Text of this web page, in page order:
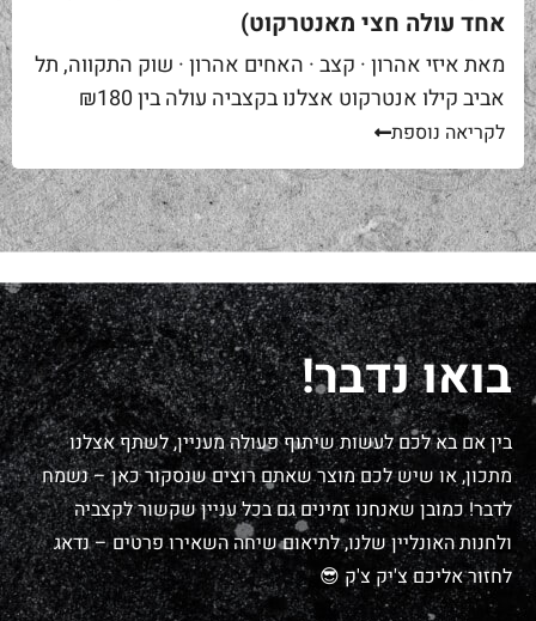
אחד עולה חצי מאנטרקוט)
מאת איזי אהרון · קצב · האחים אהרון · שוק התקווה, תל
אביב קילו אנטרקוט אצלנו בקצביה עולה בין ₪180
ל-₪220. מחיר יפה – וגם מוצדק, כי זה...
לקריאה נוספת
בואו נדבר!
בין אם בא לכם לעשות שיתוף פעולה מעניין, לשתף אצלנו
מתכון, או שיש לכם מוצר שאתם רוצים שנסקור כאן – נשמח
לדבר! כמובן שאנחנו זמינים גם בכל עניין שקשור לקצביה
ולחנות האונליין שלנו, לתיאום שיחה השאירו פרטים – נדאג
לחזור אליכם צ'יק צ'ק 😎